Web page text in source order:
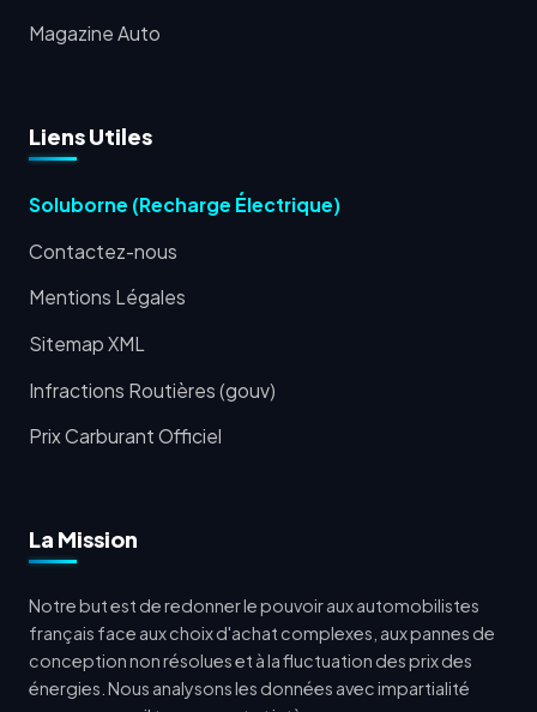
Magazine Auto
Liens Utiles
Soluborne (Recharge Électrique)
Contactez-nous
Mentions Légales
Sitemap XML
Infractions Routières (gouv)
Prix Carburant Officiel
La Mission
Notre but est de redonner le pouvoir aux automobilistes
français face aux choix d'achat complexes, aux pannes de
conception non résolues et à la fluctuation des prix des
énergies. Nous analysons les données avec impartialité